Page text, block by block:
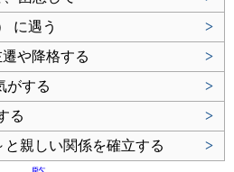
に遇う
>
や降格する
>
がする
>
る
>
と親しい関係を確立する
>